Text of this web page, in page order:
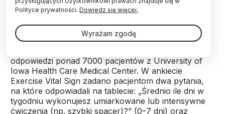
poziomuaktywności fizycznej.
Naukowcy z University of Iowa w Iowa City (USA)
odpowiedzi ponad 7000 pacjentów z University of
Iowa Health Care Medical Center. W ankiecie
Exercise Vital Sign zadano pacjentom dwa pytania,
na które odpowiadali na tablecie: „Średnio ile dni w
tygodniu wykonujesz umiarkowane lub intensywne
ćwiczenia (np. szybki spacer)?” (0–7 dni) oraz
Polityce prywatności. Dowiedz się więcej.
Wyrażam zgodę